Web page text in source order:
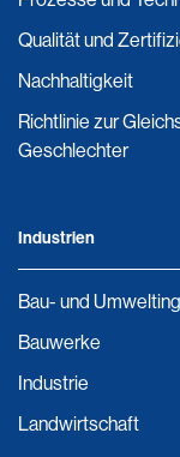
Qualität und
Nachhaltigkeit
Richtlinie zur
Geschlechter
Industrien
Bau- und
Bauwerke
Industrie
Landwirtschaft